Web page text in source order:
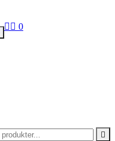

  0